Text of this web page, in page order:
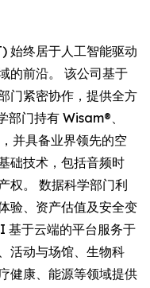
终居于人工智能驱动
的前沿。 该公司基于
门紧密协作，提供全方
门持有 Wisam®、
并具备业界领先的空
础技术，包括音频时
权。 数据科学部门利
验、资产估值及安全变
于云端的平台服务于
活动与场馆、生物科
健康、能源等领域提供